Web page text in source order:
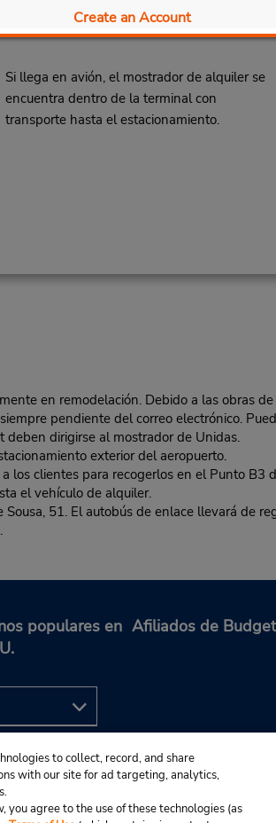
Create an Account
Si llega en avión, el mostrador de alquiler se
encuentra dentro de la terminal con
transporte hasta el estacionamiento.
en remodelación. Debido a las obras
pendiente del correo electrónico.
deben dirigirse al mostrador de Unidas.
exterior del aeropuerto.
los clientes para recogerlos en el Punto B3
el vehículo de alquiler.
51. El autobús de enlace llevará de
populares en Afiliados de Budget
to collect, record, and share
with our site for ad targeting, analytics,
agree to the use of these technologies (as